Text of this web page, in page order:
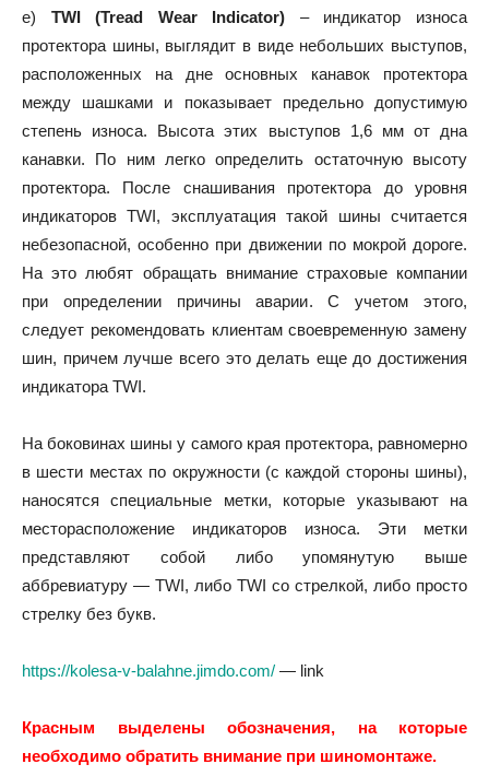
e) TWI (Tread Wear Indicator) – индикатор износа
протектора шины, выглядит в виде небольших выступов,
расположенных на дне основных канавок протектора
между шашками и показывает предельно допустимую
степень износа. Высота этих выступов 1,6 мм от дна
канавки. По ним легко определить остаточную высоту
протектора. После снашивания протектора до уровня
индикаторов TWI, эксплуатация такой шины считается
небезопасной, особенно при движении по мокрой дороге.
На это любят обращать внимание страховые компании
при определении причины аварии. С учетом этого,
следует рекомендовать клиентам своевременную замену
шин, причем лучше всего это делать еще до достижения
индикатора TWI.
На боковинах шины у самого края протектора, равномерно
в шести местах по окружности (с каждой стороны шины),
наносятся специальные метки, которые указывают на
месторасположение индикаторов износа. Эти метки
представляют собой либо упомянутую выше
аббревиатуру — TWI, либо TWI со стрелкой, либо просто
стрелку без букв.
https://kolesa-v-balahne.jimdo.com/ — link
Красным выделены обозначения, на которые
необходимо обратить внимание при шиномонтаже.